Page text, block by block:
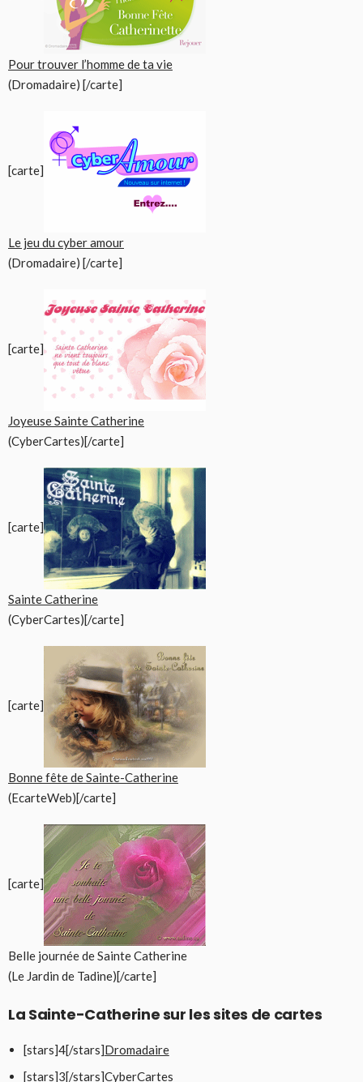
Pour trouver l’homme de ta vie
(Dromadaire) [/carte]
[carte]
Le jeu du cyber amour
(Dromadaire) [/carte]
[carte]
Joyeuse Sainte Catherine
(CyberCartes)[/carte]
[carte]
Sainte Catherine
(CyberCartes)[/carte]
[carte]
Bonne fête de Sainte-Catherine
(EcarteWeb)[/carte]
[carte]
Belle journée de Sainte Catherine
(Le Jardin de Tadine)[/carte]
La Sainte-Catherine sur les sites de cartes
[stars]4[/stars]Dromadaire
[stars]3[/stars]CyberCartes